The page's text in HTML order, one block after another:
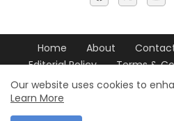
Home About
Editorial Policy
Terms &
© 2026 Mahawani News
Our website uses cookies to
Learn More